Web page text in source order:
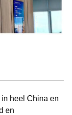
heel China en
en